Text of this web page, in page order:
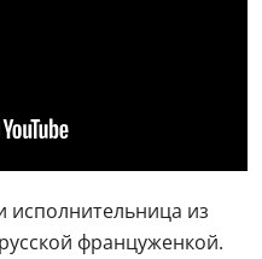
из
француженкой.